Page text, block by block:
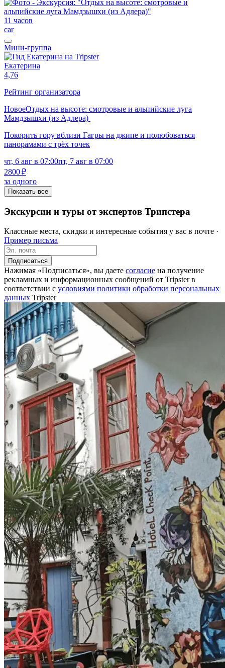
11 часов
car
Мини-группа
Екатерина
4,76
Рейтинг организатора
НовоеОтдых на высоте: смотровые и альпийские луга
Мамдзышхи (из Адлера)
Покорить гору вблизи Гагры на джипе и полюбоваться
панорамами с трёх точек
чт, 6 авг в 07:00пт, 7 авг в 07:00
2800 ₽
за одного
Показать все
Экскурсии и туры от экспертов Трипстера
Классные места, скидки и интересные события у вас в почте ·
Пример письма
Подписаться
Нажимая «Подписаться», вы даете согласие на получение
рекламных и информационных сообщений от Tripster в
соответствии c условиями политики обработки персональных
данных Tripster